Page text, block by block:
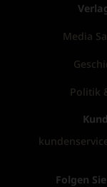
Media
Politik
Folgen